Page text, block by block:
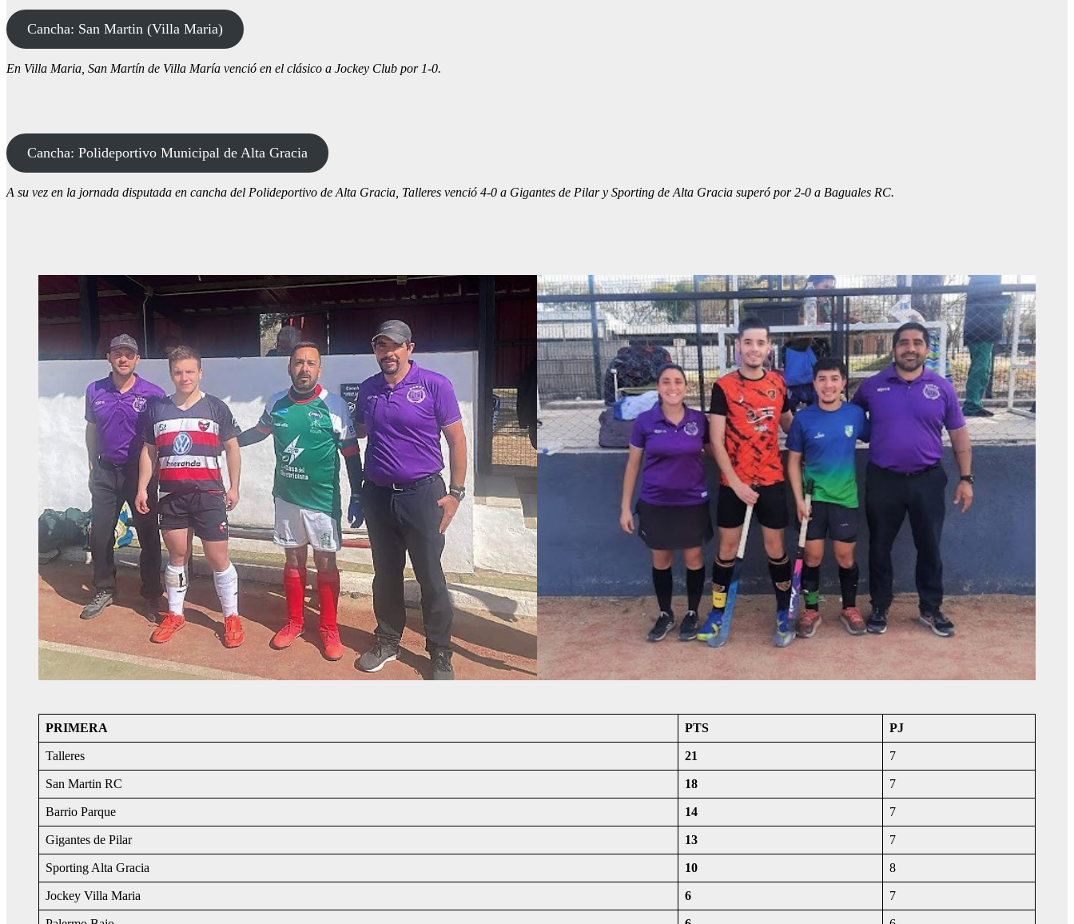
Cancha: San Martin (Villa Maria)
En Villa Maria, San Martín de Villa María venció en el clásico a Jockey Club por 1-0.
Cancha: Polideportivo Municipal de Alta Gracia
A su vez en la jornada disputada en cancha del Polideportivo de Alta Gracia, Talleres venció 4-0 a Gigantes de Pilar y Sporting de Alta Gracia superó por 2-0 a Baguales RC.
PRIMERA PTS PJ
Talleres 21 7
San Martin RC 18 7
Barrio Parque 14 7
Gigantes de Pilar 13 7
Sporting Alta Gracia 10 8
Jockey Villa Maria 6 7